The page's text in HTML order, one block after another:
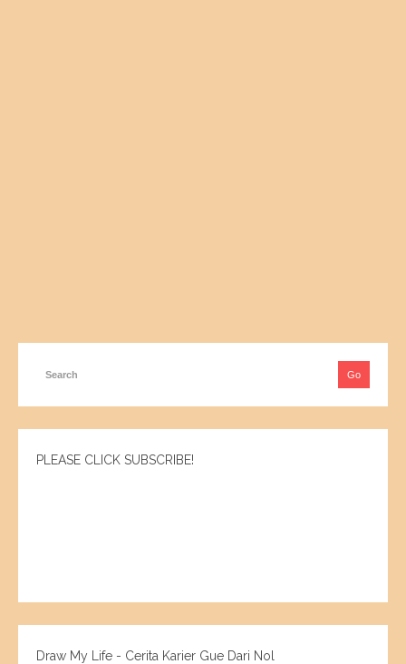
PLEASE CLICK SUBSCRIBE!
Draw My Life - Cerita Karier Gue Dari Nol